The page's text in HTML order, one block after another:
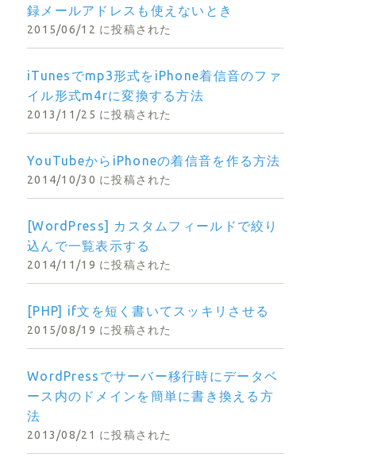
録メールアドレスも使えないとき
2015/06/12 に投稿された
iTunesでmp3形式をiPhone着信音のファ
イル形式m4rに変換する方法
2013/11/25 に投稿された
YouTubeからiPhoneの着信音を作る方法
2014/10/30 に投稿された
[WordPress] カスタムフィールドで絞り
込んで一覧表示する
2014/11/19 に投稿された
[PHP] if文を短く書いてスッキリさせる
2015/08/19 に投稿された
WordPressでサーバー移行時にデータベ
ース内のドメインを簡単に書き換える方
法
2013/08/21 に投稿された